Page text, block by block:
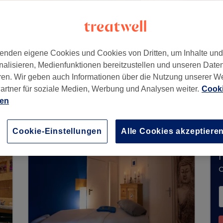
Gladbach
keine Buchungen über Treatwell
Salons in Ihrer Nähe zu finden.
eigene Cookies und Cookies von Dritten, um Inhalte
Medienfunktionen bereitzustellen und unseren
Wir geben auch Informationen über die Nutzung unserer
für soziale Medien, Werbung und Analysen weiter.
Cookie-Einstellungen Alle Cookies